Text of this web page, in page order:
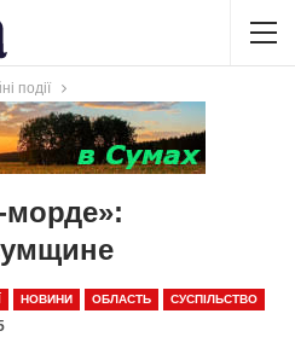
події
НОВИНИ ОБЛАСТЬ СУСПІЛЬСТВО